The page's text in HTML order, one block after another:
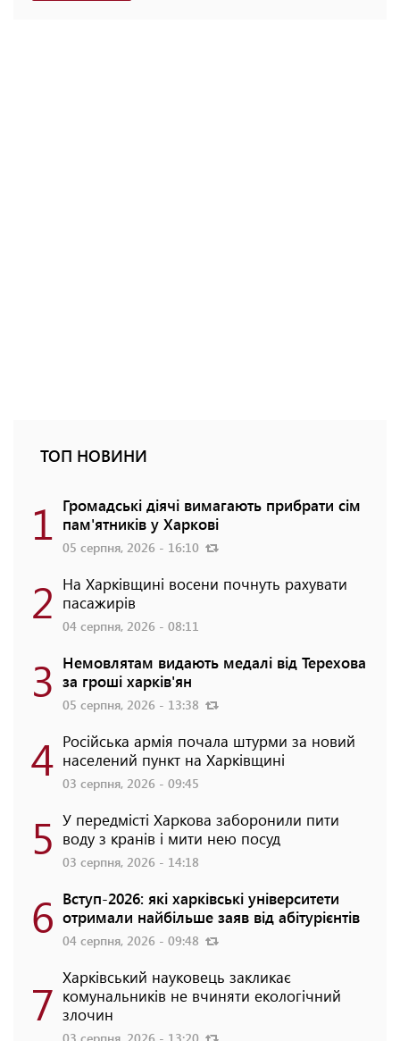
ТОП НОВИНИ
1 Громадські діячі вимагають прибрати сім
пам'ятників у Харкові
05 серпня, 2026 - 16:10
2 На Харківщині восени почнуть рахувати
пасажирів
04 серпня, 2026 - 08:11
3 Немовлятам видають медалі від Терехова
за гроші харків'ян
05 серпня, 2026 - 13:38
4 Російська армія почала штурми за новий
населений пункт на Харківщині
03 серпня, 2026 - 09:45
5 У передмісті Харкова заборонили пити
воду з кранів і мити нею посуд
03 серпня, 2026 - 14:18
6 Вступ-2026: які харківські університети
отримали найбільше заяв від абітурієнтів
04 серпня, 2026 - 09:48
7 Харківський науковець закликає
комунальників не вчиняти екологічний
злочин